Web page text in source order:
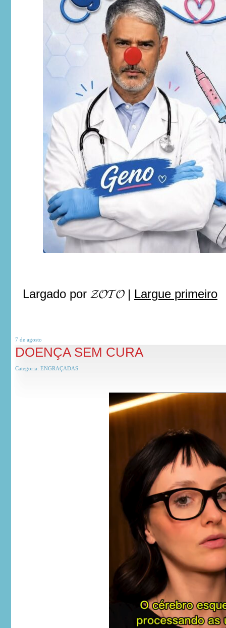
Largado por 𝓩𝓞𝓣𝓞| Largue primeiro
7 de agosto
DOENÇA SEM CURA
Categoria: ENGRAÇADAS